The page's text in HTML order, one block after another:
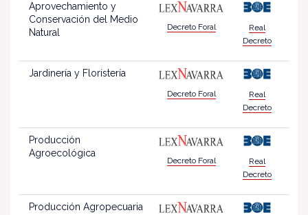
Aprovechamiento y
Conservación del Medio
Natural
Decreto Foral
Real
Decreto
Jardinería y Floristería
Decreto Foral
Real
Decreto
Producción
Agroecológica
Decreto Foral
Real
Decreto
Producción Agropecuaria